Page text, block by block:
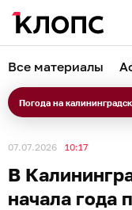
Все материалы
Погода на
07.07.2026 10:17
В
начала года